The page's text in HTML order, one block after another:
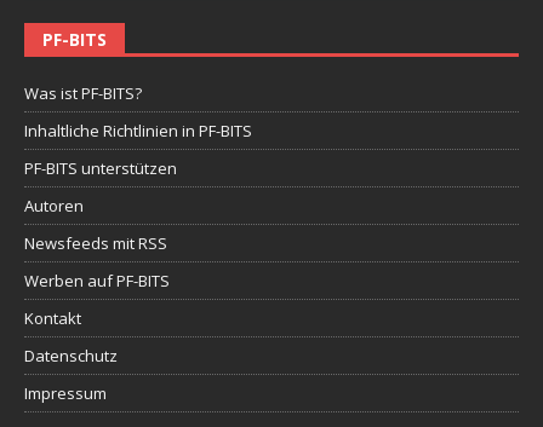
PF-BITS
Was ist PF-BITS?
Inhaltliche Richtlinien in PF-BITS
PF-BITS unterstützen
Autoren
Newsfeeds mit RSS
Werben auf PF-BITS
Kontakt
Datenschutz
Impressum